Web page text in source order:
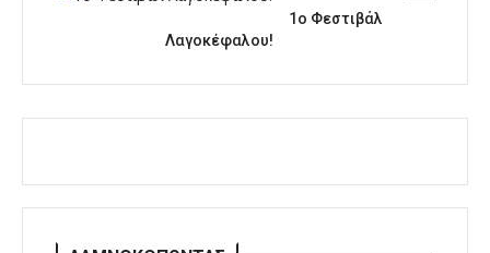
1o Φεστιβάλ
Λαγοκέφαλου!